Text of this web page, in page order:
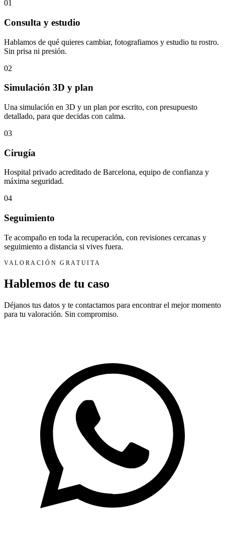
01
Consulta y estudio
Hablamos de qué quieres cambiar, fotografiamos y estudio tu rostro.
Sin prisa ni presión.
02
Simulación 3D y plan
Una simulación en 3D y un plan por escrito, con presupuesto
detallado, para que decidas con calma.
03
Cirugía
Hospital privado acreditado de Barcelona, equipo de confianza y
máxima seguridad.
04
Seguimiento
Te acompaño en toda la recuperación, con revisiones cercanas y
seguimiento a distancia si vives fuera.
VALORACIÓN GRATUITA
Hablemos de tu caso
Déjanos tus datos y te contactamos para encontrar el mejor momento
para tu valoración. Sin compromiso.